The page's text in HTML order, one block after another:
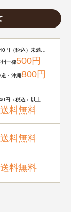
円（税込）未満…
州一律500円
・沖縄800円
円（税込）以上…
送料無料
送料無料
送料無料